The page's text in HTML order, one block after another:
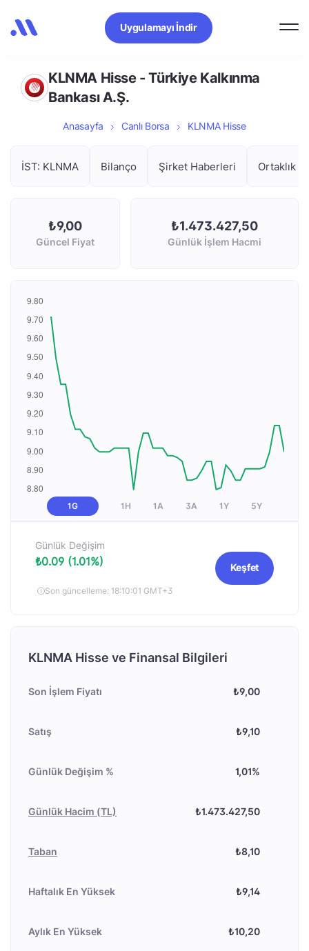
Uygulamayı İndir
KLNMA Hisse - Türkiye Kalkınma
Bankası A.Ş.
Anasayfa Canlı Borsa KLNMA Hisse
İST: KLNMA Bilanço Şirket Haberleri Ortaklık
₺9,00
Güncel Fiyat
₺1.473.427,50
Günlük İşlem Hacmi
1G 1H 1A 3A 1Y 5Y
Günlük Değişim
₺0.09 (1.01%)
Son güncelleme: 18:10:01 GMT+3
Keşfet
KLNMA Hisse ve Finansal Bilgileri
Son İşlem Fiyatı ₺9,00
Satış ₺9,10
Günlük Değişim % 1,01%
Günlük Hacim (TL) ₺1.473.427,50
Taban ₺8,10
Haftalık En Yüksek ₺9,14
Aylık En Yüksek ₺10,20